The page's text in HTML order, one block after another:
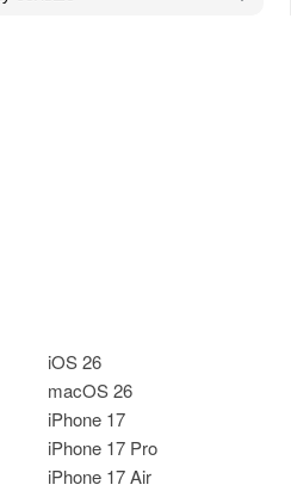
iOS 26
macOS 26
iPhone 17
iPhone 17 Pro
iPhone 17 Air